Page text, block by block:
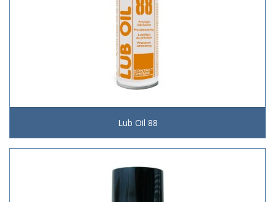
Lub Oil 88